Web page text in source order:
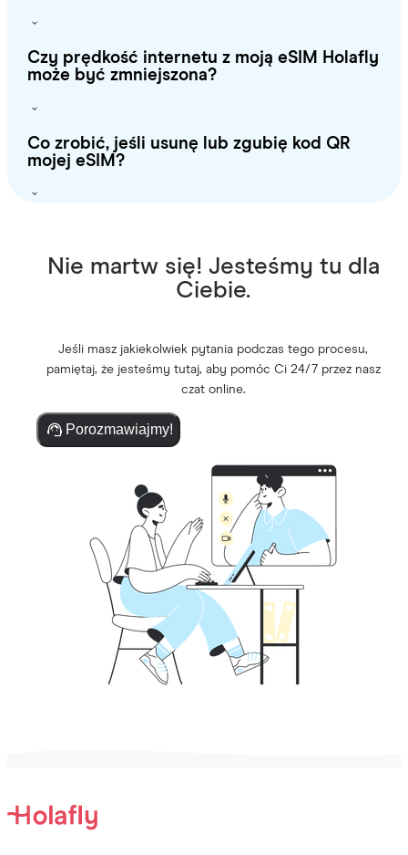
Czy prędkość internetu z moją eSIM Holafly
może być zmniejszona?
Co zrobić, jeśli usunę lub zgubię kod QR
mojej eSIM?
Nie martw się! Jesteśmy tu dla
Ciebie.
Jeśli masz jakiekolwiek pytania podczas tego procesu,
pamiętaj, że jesteśmy tutaj, aby pomóc Ci 24/7 przez nasz
czat online.
Porozmawiajmy!